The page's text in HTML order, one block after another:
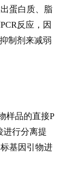
蛋白质、脂
PCR反应，因
制剂来减弱
样品的直接P
进行分离提
基因引物进